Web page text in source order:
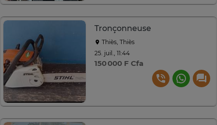
Tronçonneuse
Thiès, Thiès
25. juil., 11:44
150 000 F Cfa